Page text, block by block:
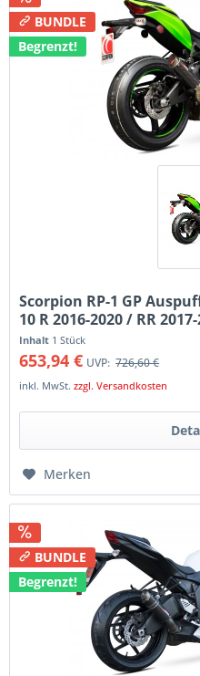
BUNDLE
Begrenzt!
Scorpion RP-1 GP
10 R 2016-2020 / RR
Inhalt 1 Stück
653,94 € UVP: 726,60 €
inkl. MwSt.zzgl. Versandkosten
Merken
BUNDLE
Begrenzt!